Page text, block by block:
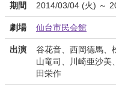
期間 2014/03/04 (火) ～
劇場 仙台市民会館
出演
谷花音、西岡德馬、
山竜司、川崎亜沙美
田栄作